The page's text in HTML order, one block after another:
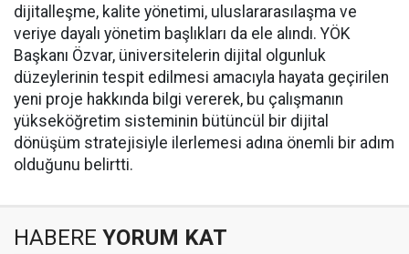
dijitalleşme, kalite yönetimi, uluslararasılaşma ve
veriye dayalı yönetim başlıkları da ele alındı. YÖK
Başkanı Özvar, üniversitelerin dijital olgunluk
düzeylerinin tespit edilmesi amacıyla hayata geçirilen
yeni proje hakkında bilgi vererek, bu çalışmanın
yükseköğretim sisteminin bütüncül bir dijital
dönüşüm stratejisiyle ilerlemesi adına önemli bir adım
olduğunu belirtti.
HABERE YORUM KAT